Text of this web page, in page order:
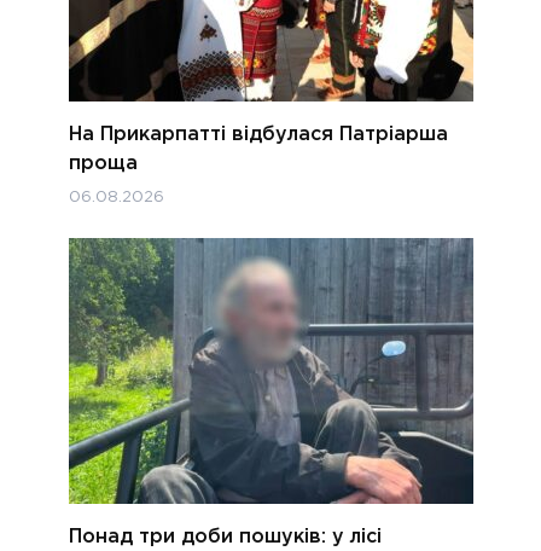
На Прикарпатті відбулася Патріарша
проща
06.08.2026
Понад три доби пошуків: у лісі